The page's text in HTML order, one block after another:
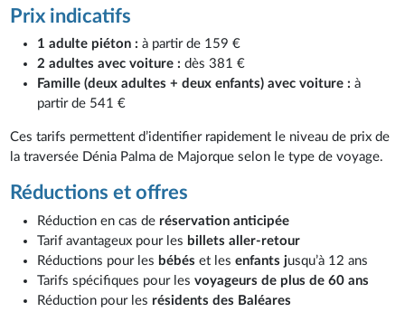
Prix indicatifs
1 adulte piéton : à partir de 159 €
2 adultes avec voiture : dès 381 €
Famille (deux adultes + deux enfants) avec voiture : à
partir de 541 €
Ces tarifs permettent d’identifier rapidement le niveau de prix de
la traversée Dénia Palma de Majorque selon le type de voyage.
Réductions et offres
Réduction en cas de réservation anticipée
Tarif avantageux pour les billets aller-retour
Réductions pour les bébéset les enfants jusqu’à 12 ans
Tarifs spécifiques pour lesvoyageurs de plus de 60 ans
Réduction pour les résidents des Baléares